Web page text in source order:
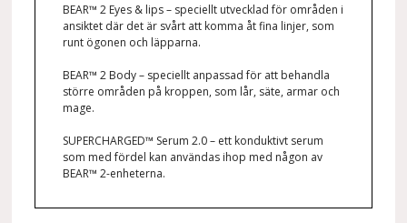
BEAR™ 2 Eyes & lips – speciellt utvecklad för områden i
ansiktet där det är svårt att komma åt fina linjer, som
runt ögonen och läpparna.
BEAR™ 2 Body – speciellt anpassad för att behandla
större områden på kroppen, som lår, säte, armar och
mage.
SUPERCHARGED™ Serum 2.0 – ett konduktivt serum
som med fördel kan användas ihop med någon av
BEAR™ 2-enheterna.